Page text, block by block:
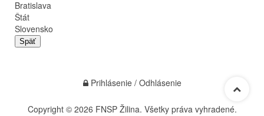
Bratislava
Štát
Slovensko
Späť
Prihlásenie / Odhlásenie
Copyright © 2026 FNSP Žilina. Všetky práva vyhradené.